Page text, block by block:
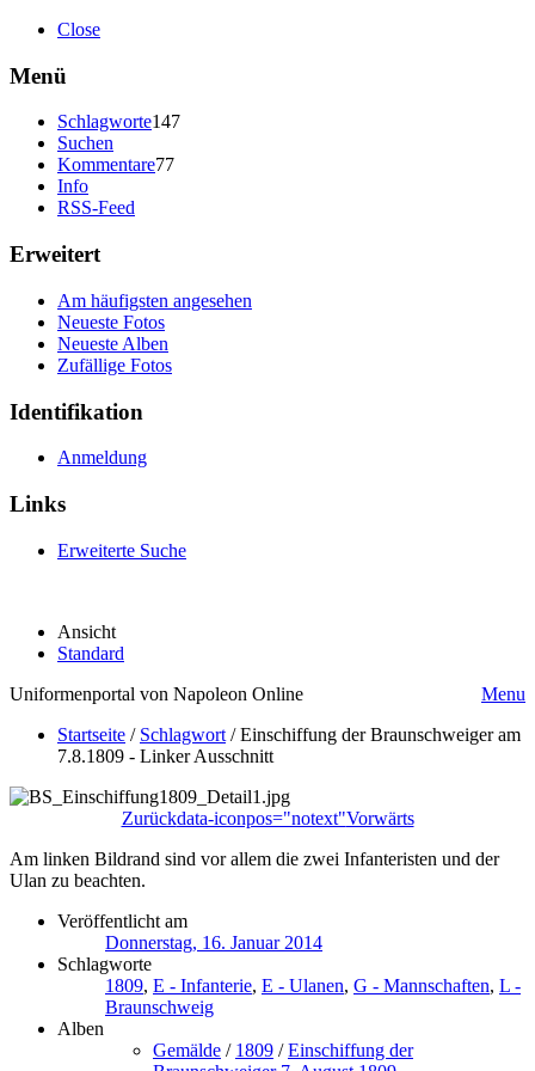
Close
Menü
Schlagworte147
Suchen
Kommentare77
Info
RSS-Feed
Erweitert
Am häufigsten angesehen
Neueste Fotos
Neueste Alben
Zufällige Fotos
Identifikation
Anmeldung
Links
Erweiterte Suche
Ansicht
Standard
Uniformenportal von Napoleon Online
Menu
Startseite / Schlagwort /Einschiffung der Braunschweiger am
7.8.1809 - Linker Ausschnitt
Zurückdata-iconpos="notext"Vorwärts
Am linken Bildrand sind vor allem die zwei Infanteristen und der
Ulan zu beachten.
Veröffentlicht am
Donnerstag, 16. Januar 2014
Schlagworte
1809, E - Infanterie, E - Ulanen, G - Mannschaften, L -
Braunschweig
Alben
Gemälde / 1809 /Einschiffung der